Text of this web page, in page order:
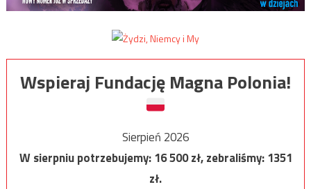
Wspieraj Fundację Magna Polonia!
Sierpień 2026
W sierpniu potrzebujemy:16 500zł, zebraliśmy:1351
zł.